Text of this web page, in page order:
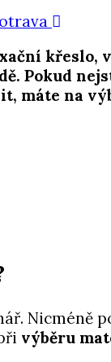
křeslo,
Pokud
máte na
Nicméně
výběru